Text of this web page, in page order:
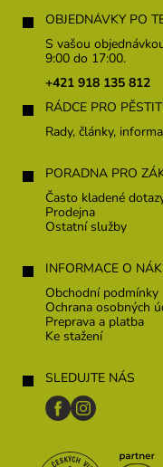
OBJEDNÁVKY PO
S vašou
9:00 do 17:00.
+421 918 135 812
RÁDCE PRO
Rady, články,
PORADNA PRO
Často kladené
Prodejna
Ostatní služby
INFORMACE O
Obchodní podmínky
Ochrana osobných
Preprava a platba
Ke stažení
SLEDUJTE NÁS